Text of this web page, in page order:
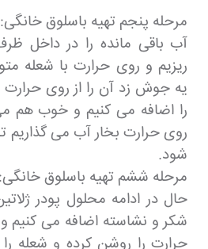
مرحله پنجم تهیه باسلوق خانگی:
آب باقی مانده را در داخل
ریزیم و روی حرارت با شعله
یه جوش زد آن را از روی حرارت
را اضافه می کنیم و خوب هم
روی حرارت بخار آب می گذاریم
شود.
مرحله ششم تهیه باسلوق خانگی:
حال در ادامه محلول پودر
شکر و نشاسته اضافه می کنیم
حرارت را روشن کرده و شعله را